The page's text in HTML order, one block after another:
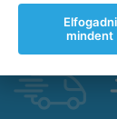
Elfogadni
mindent